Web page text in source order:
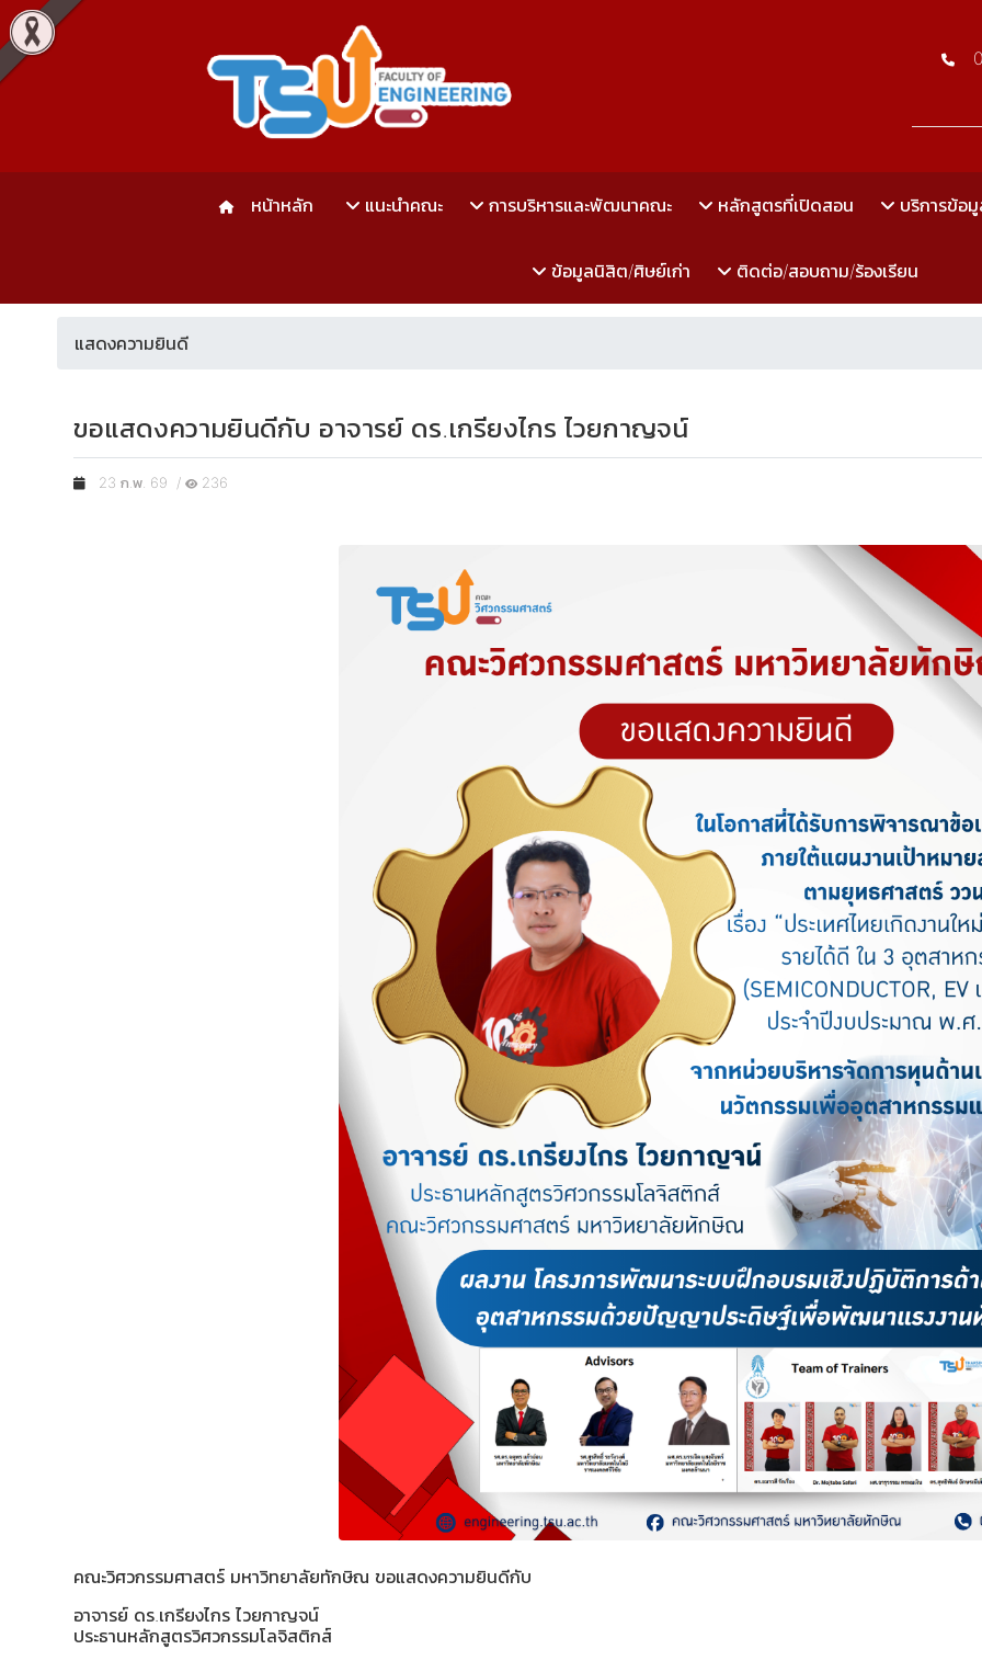
หน้าหลัก แนะนำคณะ การบริหารและพัฒนาคณะ หลักสูตรที่เปิดสอน บริการข้อ
ข้อมูลนิสิต/ศิษย์เก่า ติดต่อ/สอบถาม/ร้องเรียน
แสดงความยินดี
ขอแสดงความยินดีกับ อาจารย์ ดร.เกรียงไกร ไวยกาญจน์
23 ก.พ. 69 / 236
คณะวิศวกรรมศาสตร์ มหาวิทยาลัยทักษิณ ขอแสดงความยินดีกับ
อาจารย์ ดร.เกรียงไกร ไวยกาญจน์
ประธานหลักสูตรวิศวกรรมโลจิสติกส์